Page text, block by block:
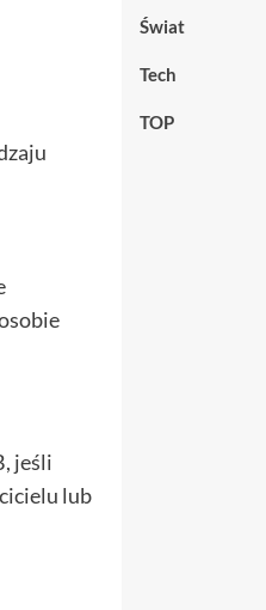
jeśli
lub
Świat
Tech
TOP